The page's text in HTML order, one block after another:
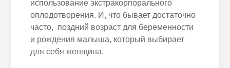
использование экстракорпорального
оплодотворения. И, что бывает достаточно
часто, поздний возраст для беременности
и рождения малыша, который выбирает
для себя женщина.